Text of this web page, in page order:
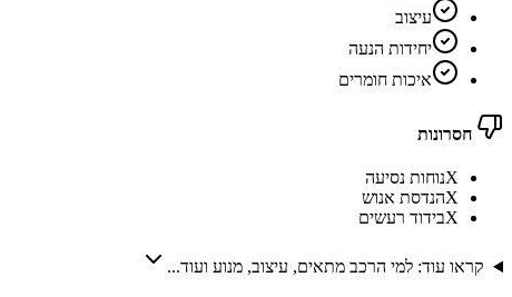
עיצוב
יחידות הנעה
איכות חומרים
חסרונות
Xנוחות נסיעה
Xהנדסת אנוש
Xבידוד רעשים
קראו עוד: למי הרכב מתאים, עיצוב, מנוע ועוד...